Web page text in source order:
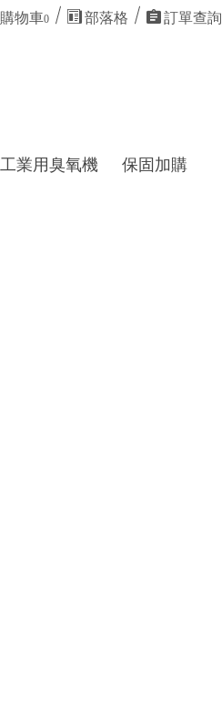
購物車0 部落格 訂單查詢
工業用臭氧機 保固加購